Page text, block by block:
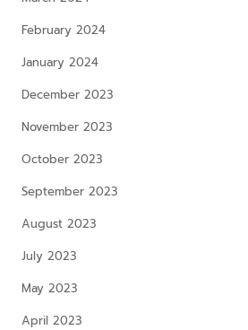
February 2024
January 2024
December 2023
November 2023
October 2023
September 2023
August 2023
July 2023
May 2023
April 2023